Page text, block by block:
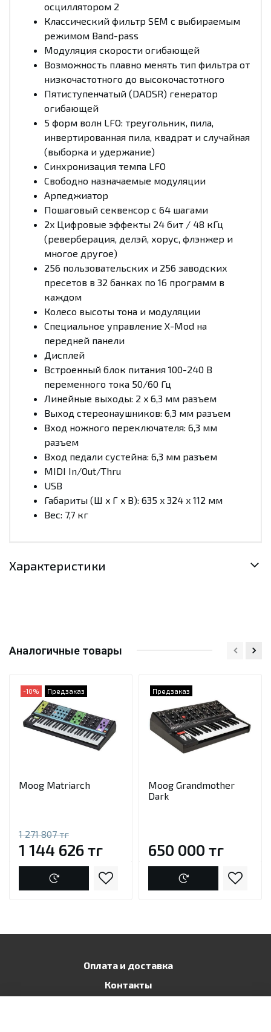
осциллятором 2
Классический фильтр SEM с выбираемым
режимом Band-pass
Модуляция скорости огибающей
Возможность плавно менять тип фильтра от
низкочастотного до высокочастотного
Пятиступенчатый (DADSR) генератор
огибающей
5 форм волн LFO: треугольник, пила,
инвертированная пила, квадрат и случайная
(выборка и удержание)
Синхронизация темпа LFO
Свободно назначаемые модуляции
Арпеджиатор
Пошаговый секвенсор с 64 шагами
2x Цифровые эффекты 24 бит / 48 кГц
(реверберация, делэй, хорус, флэнжер и
многое другое)
256 пользовательских и 256 заводских
пресетов в 32 банках по 16 программ в
каждом
Колесо высоты тона и модуляции
Специальное управление X-Mod на
передней панели
Дисплей
Встроенный блок питания 100-240 В
переменного тока 50/60 Гц
Линейные выходы: 2 x 6,3 мм разъем
Выход стереонаушников: 6,3 мм разъем
Вход ножного переключателя: 6,3 мм
разъем
Вход педали сустейна: 6,3 мм разъем
MIDI In/Out/Thru
USB
Габариты (Ш x Г x В): 635 x 324 x 112 мм
Вес: 7,7 кг
Характеристики
Аналогичные товары
-10% Предзаказ
Moog Matriarch
1 271 807 тг
1 144 626 тг
Предзаказ
Moog Grandmother
Dark
650 000 тг
Оплата и доставка
Контакты